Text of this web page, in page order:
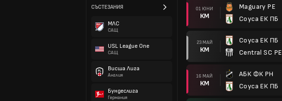
СЪСТЕЗАНИЯ
МЛС
САЩ
USL League One
САЩ
Висша Лига
Англия
Бундеслига
Германия
01 ЮНИ
КМ
Maguary PE
Соуса ЕК ПБ
23 МАЙ
КМ
Соуса ЕК ПБ
Central SC PE
16 МАЙ
КМ
АБК ФК РН
Соуса ЕК ПБ